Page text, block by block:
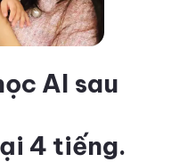
AI sau
4 tiếng.